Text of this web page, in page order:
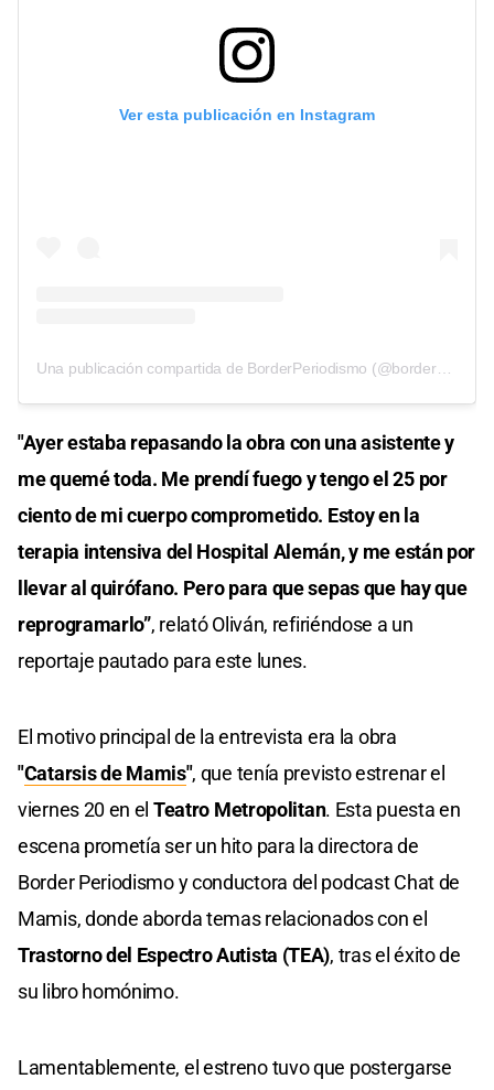
Ver esta publicación en Instagram
"Ayer estaba repasando la obra con una asistente y
me quemé toda. Me prendí fuego y tengo el 25 por
ciento de mi cuerpo comprometido. Estoy en la
terapia intensiva del Hospital Alemán, y me están por
llevar al quirófano. Pero para que sepas que hay que
reprogramarlo”, relató Oliván, refiriéndose a un
reportaje pautado para este lunes.
El motivo principal de la entrevista era la obra
"Catarsis de Mamis", que tenía previsto estrenar el
viernes 20 en el Teatro Metropolitan. Esta puesta en
escena prometía ser un hito para la directora de
Border Periodismo y conductora del podcast Chat de
Mamis, donde aborda temas relacionados con el
Trastorno del Espectro Autista (TEA), tras el éxito de
su libro homónimo.
Lamentablemente, el estreno tuvo que postergarse